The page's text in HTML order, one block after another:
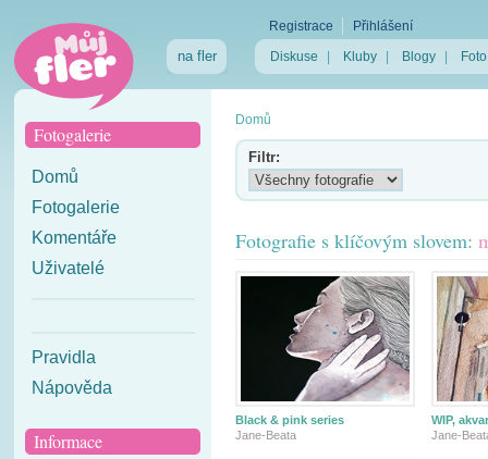
na fler
Registrace
Přihlášení
Diskuse
Kluby Blogy Foto
Fotogalerie
Domů
Fotogalerie
Komentáře
Uživatelé
Pravidla
Nápověda
Informace
Domů
Filtr:
Fotografie s klíčovým slovem:
Black & pink series
Jane-Beata
WIP,
Jane-